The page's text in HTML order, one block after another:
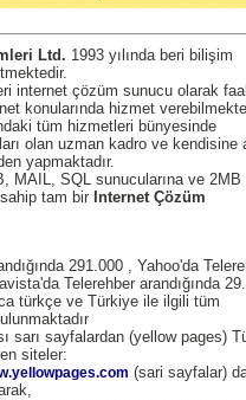
Ltd. 1993 yılında beri bilişim
internet çözüm sunucu olarak
konularında hizmet
tüm hizmetleri bünyesinde
olan uzman kadro ve kendisine
yapmaktadır.
MAIL, SQL sunucularına ve 2MB
tam bir Internet Çözüm
291.000 , Yahoo'da
Telerehber arandığında
türkçe ve Türkiye ile ilgili tüm
sarı sayfalardan (yellow pages)
siteler:
(sari sayfalar)